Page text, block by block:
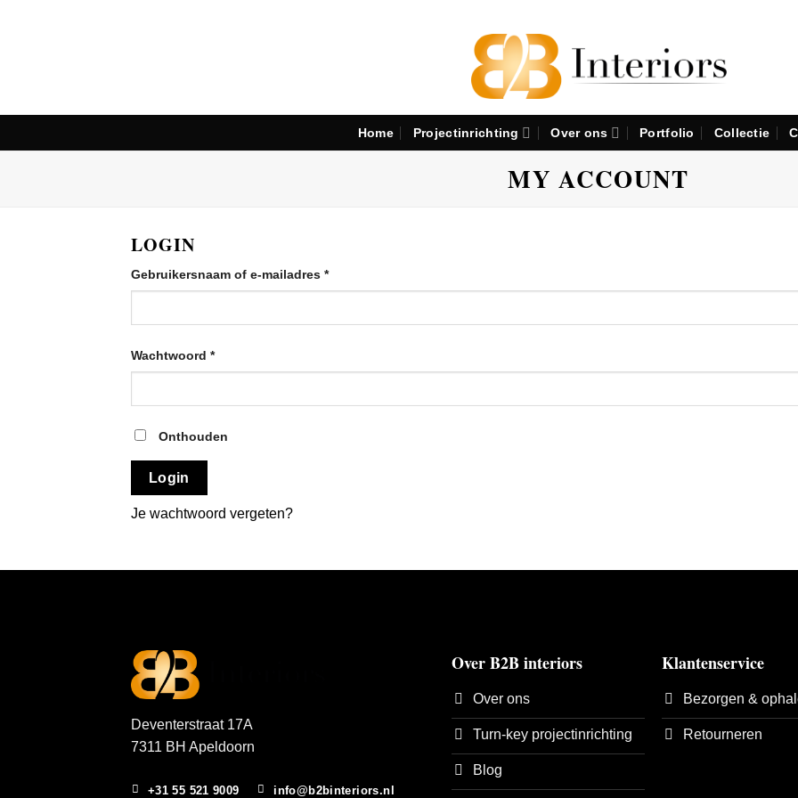
Home Projectinrichting Over ons Portfolio Collectie
MY ACCOUNT
LOGIN
Gebruikersnaam of e-mailadres *Vereist
Wachtwoord *Vereist
Onthouden
Login
Je wachtwoord vergeten?
Deventerstraat 17A
7311 BH Apeldoorn
+31 55 521 9009 info@b2binteriors.nl
Over B2B interiors
Over ons
Turn-key projectinrichting
Blog
Klantenservice
Bezorgen &
Retourneren